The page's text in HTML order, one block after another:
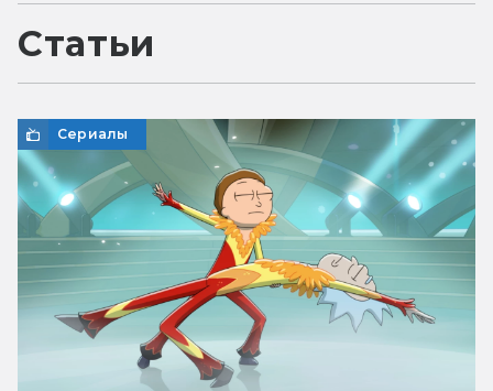
Статьи
Сериалы